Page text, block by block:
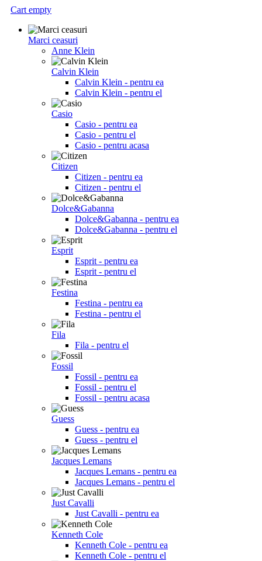
Cart empty
Marci ceasuri
Anne Klein
Calvin Klein
Calvin Klein - pentru ea
Calvin Klein - pentru el
Casio
Casio - pentru ea
Casio - pentru el
Casio - pentru acasa
Citizen
Citizen - pentru ea
Citizen - pentru el
Dolce&Gabanna
Dolce&Gabanna - pentru ea
Dolce&Gabanna - pentru el
Esprit
Esprit - pentru ea
Esprit - pentru el
Festina
Festina - pentru ea
Festina - pentru el
Fila
Fila - pentru el
Fossil
Fossil - pentru ea
Fossil - pentru el
Fossil - pentru acasa
Guess
Guess - pentru ea
Guess - pentru el
Jacques Lemans
Jacques Lemans - pentru ea
Jacques Lemans - pentru el
Just Cavalli
Just Cavalli - pentru ea
Kenneth Cole
Kenneth Cole - pentru ea
Kenneth Cole - pentru el